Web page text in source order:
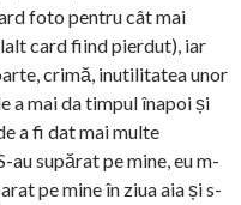
foto pentru cât mai
card fiind pierdut), iar
crimă, inutilitatea unor
a mai da timpul înapoi și
a fi dat mai multe
supărat pe mine, eu m-
pe mine în ziua aia și s-